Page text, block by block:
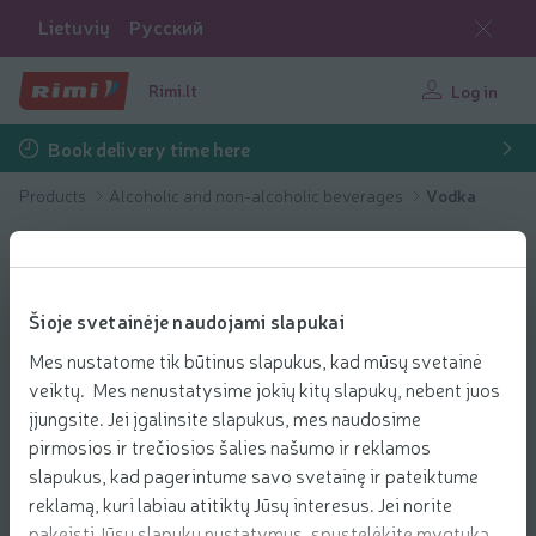
Šioje svetainėje naudojami slapukai
Mes nustatome tik būtinus slapukus, kad mūsų svetainė
veiktų. Mes nenustatysime jokių kitų slapukų, nebent juos
įjungsite. Jei įgalinsite slapukus, mes naudosime
pirmosios ir trečiosios šalies našumo ir reklamos
slapukus, kad pagerintume savo svetainę ir pateiktume
reklamą, kuri labiau atitiktų Jūsų interesus. Jei norite
Lietuvių Русский
Rimi.lt Log in
Book delivery time here
Products Alcoholic and non-alcoholic beverages Vodka